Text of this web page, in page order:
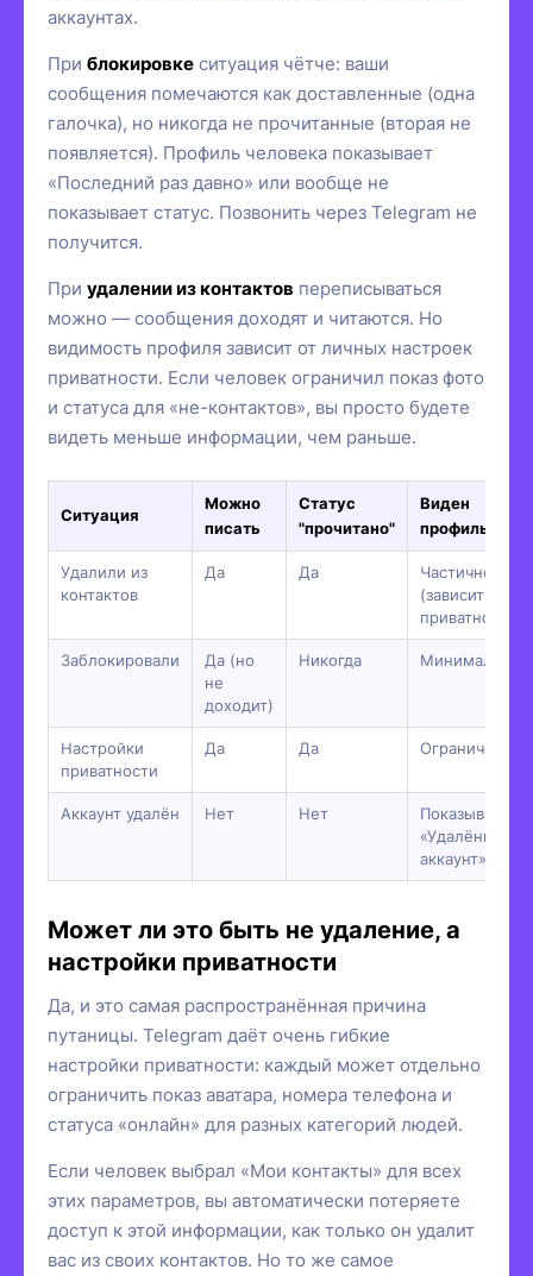
аккаунтах.
При блокировке ситуация чётче: ваши
сообщения помечаются как доставленные (одна
галочка), но никогда не прочитанные (вторая не
появляется). Профиль человека показывает
«Последний раз давно» или вообще не
показывает статус. Позвонить через Telegram не
получится.
При удалении из контактов переписываться
можно — сообщения доходят и читаются. Но
видимость профиля зависит от личных настроек
приватности. Если человек ограничил показ фото
и статуса для «не-контактов», вы просто будете
видеть меньше информации, чем раньше.
Ситуация
Можно
писать
Статус
"прочитано"
Виден
профиль
Удалили из
контактов
Да Да
Частично
(зависит от
приватности)
Заблокировали
Да (но
не
доходит)
Никогда Минимально
Настройки
приватности
Да Да Ограниченно
Аккаунт удалён Нет Нет
Показывает
«Удалённый
аккаунт»
Может ли это быть не удаление, а
настройки приватности
Да, и это самая распространённая причина
путаницы. Telegram даёт очень гибкие
настройки приватности: каждый может отдельно
ограничить показ аватара, номера телефона и
статуса «онлайн» для разных категорий людей.
Если человек выбрал «Мои контакты» для всех
этих параметров, вы автоматически потеряете
доступ к этой информации, как только он удалит
вас из своих контактов. Но то же самое